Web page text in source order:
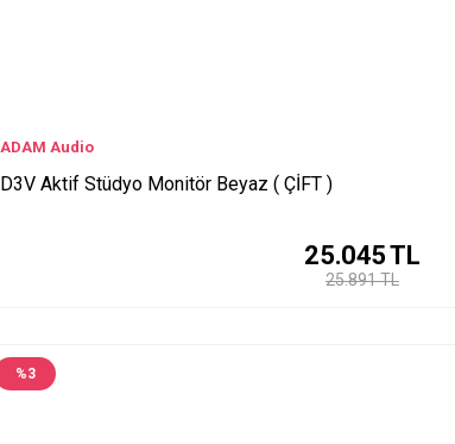
ADAM Audio
D3V Aktif Stüdyo Monitör Beyaz ( ÇİFT )
25.891 TL
25.045TL
%3